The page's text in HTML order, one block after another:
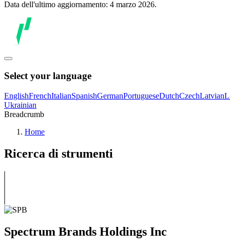
Data dell'ultimo aggiornamento: 4 marzo 2026.
Select your language
EnglishFrenchItalianSpanishGermanPortugueseDutchCzechLatvian
Ukrainian
Breadcrumb
Home
Ricerca di strumenti
Spectrum Brands Holdings Inc